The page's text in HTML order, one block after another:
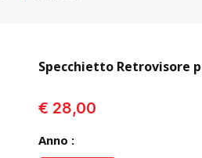
Specchietto Retrovisore
€ 28,00
Anno :